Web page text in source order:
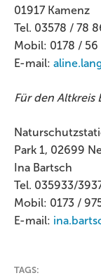
01917 Kamenz
Tel. 03578 / 78
Mobil: 0178 / 56
E-mail:
Für den Altkreis
Park 1, 02699
Ina Bartsch
Tel. 035933/
Mobil: 0173 /
E-mail:
TAGS: